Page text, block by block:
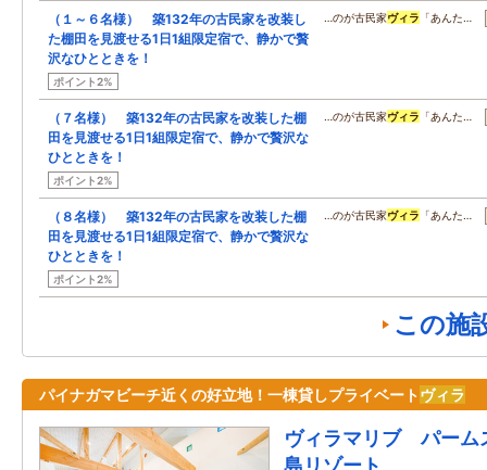
（１～６名様） 築132年の古民家を改装し
た棚田を見渡せる1日1組限定宿で、静かで贅
沢なひとときを！
ポイント2%
…のが古民家ヴィラ 「あんた…
（７名様） 築132年の古民家を改装した棚
田を見渡せる1日1組限定宿で、静かで贅沢な
ひとときを！
ポイント2%
…のが古民家ヴィラ 「あんた…
（８名様） 築132年の古民家を改装した棚
田を見渡せる1日1組限定宿で、静かで贅沢な
ひとときを！
ポイント2%
…のが古民家ヴィラ 「あんた…
この施
パイナガマビーチ近くの好立地！一棟貸しプライベートヴィラ
ヴィラマリブ パーム